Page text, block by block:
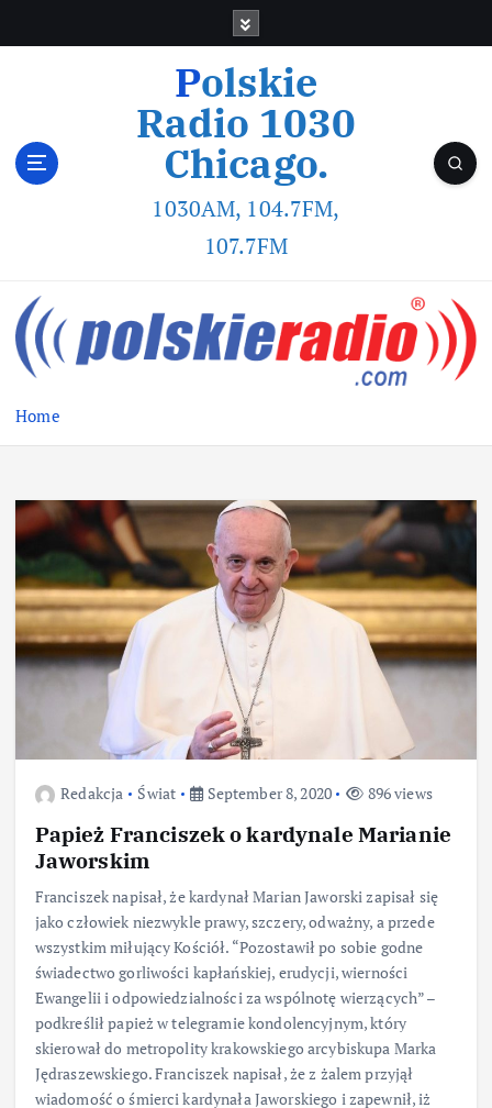
Polskie
Radio 1030
Chicago.
1030AM, 104.7FM,
107.7FM
Home
Redakcja Świat September 8, 2020 896 views
Papież Franciszek o kardynale Marianie
Jaworskim
Franciszek napisał, że kardynał Marian Jaworski zapisał się
jako człowiek niezwykle prawy, szczery, odważny, a przede
wszystkim miłujący Kościół. “Pozostawił po sobie godne
świadectwo gorliwości kapłańskiej, erudycji, wierności
Ewangelii i odpowiedzialności za wspólnotę wierzących” –
podkreślił papież w telegramie kondolencyjnym, który
skierował do metropolity krakowskiego arcybiskupa Marka
Jędraszewskiego. Franciszek napisał, że z żalem przyjął
wiadomość o śmierci kardynała Jaworskiego i zapewnił, iż